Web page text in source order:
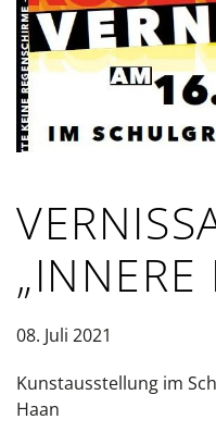
„INNERE
08. Juli 2021
Kunstausstellung im
Haan